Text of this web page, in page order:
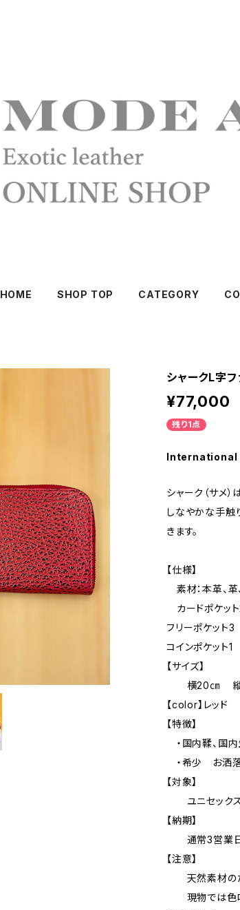
HOME SHOP TOP CATEGORY
シャークL字フ
¥77,000
残り1点
International
シャーク（サメ
しなやかな手触
きます。
【仕様】
素材：本革、革
カードポケッ
フリーポケット3
コインポケット1
【サイズ】
横20㎝ 縦
【color】レッド
【特徴】
・国内鞣、国
・希少 お洒
【対象】
ユニセックス（
【納期】
通常3営業日
【注意】
天然素材の
現物では色味